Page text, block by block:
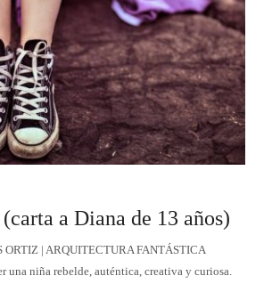
a Diana de 13 años)
ORTIZ | ARQUITECTURA FANTÁSTICA
una niña rebelde, auténtica, creativa y curiosa.